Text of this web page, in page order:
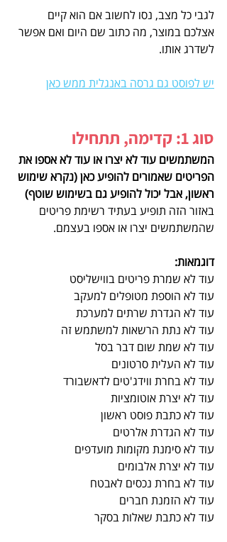
לגבי כל מצב, נסו לחשוב אם הוא קיים
אצלכם במוצר, מה כתוב שם היום ואם אפשר
לשדרג אותו.
יש לפוסט גם גרסה באנגלית ממש כאן
סוג 1: קדימה, תתחילו
המשתמשים עוד לא יצרו או עוד לא אספו את
הפריטים שאמורים להופיע כאן (נקרא שימוש
ראשון, אבל יכול להופיע גם בשימוש שוטף)
באזור הזה תופיע בעתיד רשימת פריטים
שהמשתמשים יצרו או אספו בעצמם.
דוגמאות:
עוד לא שמרת פריטים בווישליסט
עוד לא הוספת מטופלים למעקב
עוד לא הגדרת שרתים למערכת
עוד לא נתת הרשאות למשתמש זה
עוד לא שמת שום דבר בסל
עוד לא העלית סרטונים
עוד לא בחרת ווידג'טים לדאשבורד
עוד לא יצרת אוטומציות
עוד לא כתבת פוסט ראשון
עוד לא הגדרת אלרטים
עוד לא סימנת מקומות מועדפים
עוד לא יצרת אלבומים
עוד לא בחרת נכסים לאבטח
עוד לא הזמנת חברים
עוד לא כתבת שאלות בסקר